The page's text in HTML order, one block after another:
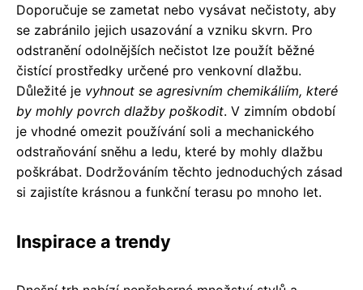
Doporučuje se zametat nebo vysávat nečistoty, aby
se zabránilo jejich usazování a vzniku skvrn. Pro
odstranění odolnějších nečistot lze použít běžné
čistící prostředky určené pro venkovní dlažbu.
Důležité je vyhnout se agresivním chemikáliím, které
by mohly povrch dlažby poškodit. V zimním období
je vhodné omezit používání soli a mechanického
odstraňování sněhu a ledu, které by mohly dlažbu
poškrábat. Dodržováním těchto jednoduchých zásad
si zajistíte krásnou a funkční terasu po mnoho let.
Inspirace a trendy